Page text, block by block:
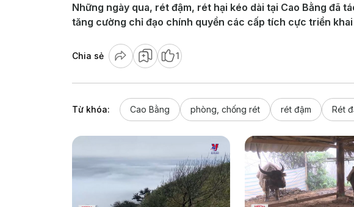
Những ngày qua, rét đậm, rét hại kéo dài tại Cao Bằng đã
tăng cường chỉ đạo chính quyền các cấp tích cực triển
Chia sẻ 1
Từ khóa: Cao Bằng phòng, chống rét rét đậm Rét